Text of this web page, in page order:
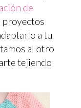
de
proyectos
a tu
al otro
tejiendo